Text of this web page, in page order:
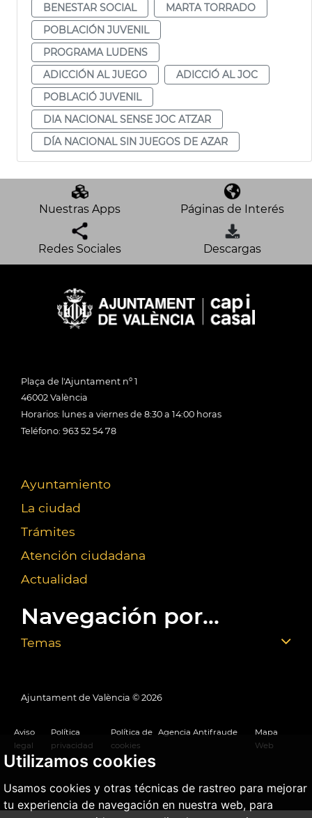
Utilizamos cookies
Usamos cookies y otras técnicas de rastreo para mejorar
tu experiencia de navegación en nuestra web, para
BENESTAR SOCIAL
MARTA TORRADO
POBLACIÓN JUVENIL
PROGRAMA LUDENS
ADICCIÓN AL JUEGO
ADICCIÓ AL JOC
POBLACIÓ JUVENIL
DIA NACIONAL SENSE JOC ATZAR
DÍA NACIONAL SIN JUEGOS DE AZAR
Nuestras Apps Páginas de Interés
Redes Sociales Descargas
Plaça de l'Ajuntament nº 1
46002 València
Horarios: lunes a viernes de 8:30 a 14:00 horas
Teléfono: 963 52 54 78
Ayuntamiento
La ciudad
Trámites
Atención ciudadana
Actualidad
Navegación por...
Temas
Ajuntament de València © 2026
Aviso
legal
Política
privacidad
Política de
cookies
Agencia Antifraude
Mapa
Web